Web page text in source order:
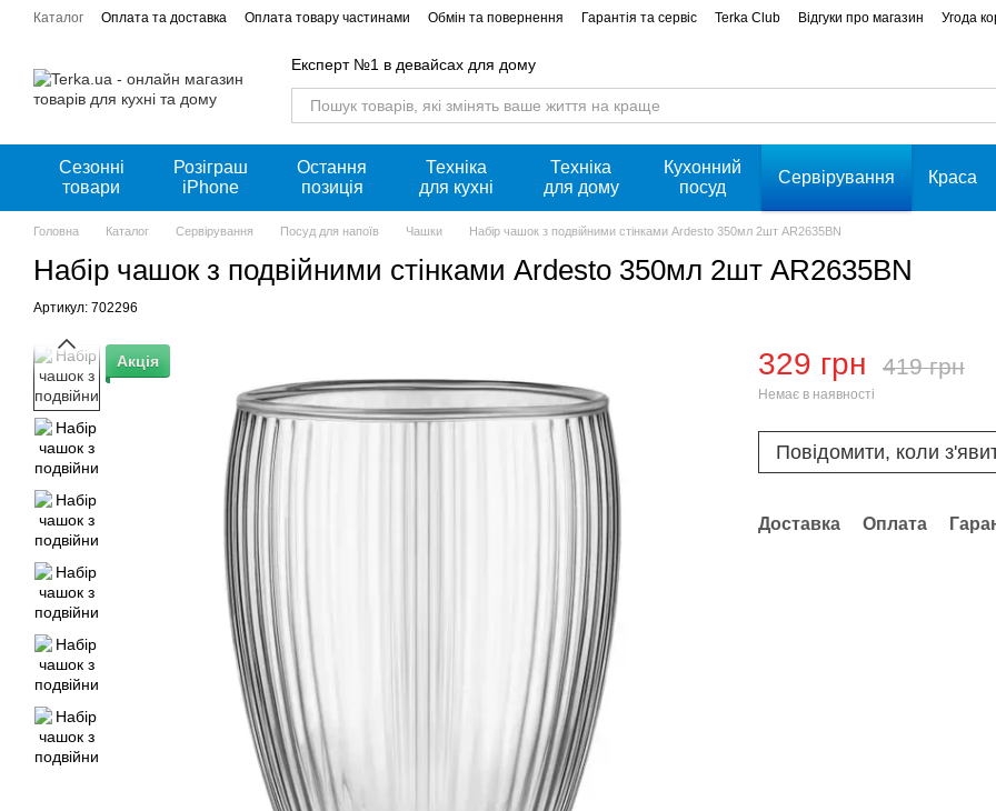
Перейти к основному контенту
Каталог Оплата та доставка Оплата товару частинами Обмін та повернення Гарантія та сервіс Terka Club Відгуки про магазин
Угода
Експерт №1 в девайсах для дому
Сезонні
товари
Розіграш
iPhone
Остання
позиція
Техніка
для кухні
Техніка
для дому
Кухонний
посуд
Сервірування Краса
Головна Каталог Сервірування Посуд для напоїв Чашки Набір чашок з подвійними стінками Ardesto 350мл 2шт AR2635BN
Набір чашок з подвійними стінками Ardesto 350мл 2шт AR2635BN
Артикул: 702296
Акція 329 грн 419 грн
Немає в наявності
Повідомити, коли
Доставка Оплата